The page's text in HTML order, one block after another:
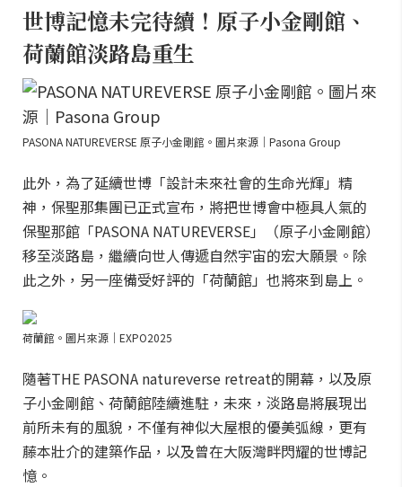
世博記憶未完待續！原子小金剛館、
荷蘭館淡路島重生
PASONA NATUREVERSE 原子小金剛館。圖片來源｜Pasona Group
此外，為了延續世博「設計未來社會的生命光輝」精
神，保聖那集團已正式宣布，將把世博會中極具人氣的
保聖那館「PASONA NATUREVERSE」（原子小金剛館）
移至淡路島，繼續向世人傳遞自然宇宙的宏大願景。除
此之外，另一座備受好評的「荷蘭館」也將來到島上。
荷蘭館。圖片來源｜EXPO2025
隨著THE PASONA natureverse retreat的開幕，以及原
子小金剛館、荷蘭館陸續進駐，未來，淡路島將展現出
前所未有的風貌，不僅有神似大屋根的優美弧線，更有
藤本壯介的建築作品，以及曾在大阪灣畔閃耀的世博記
憶。